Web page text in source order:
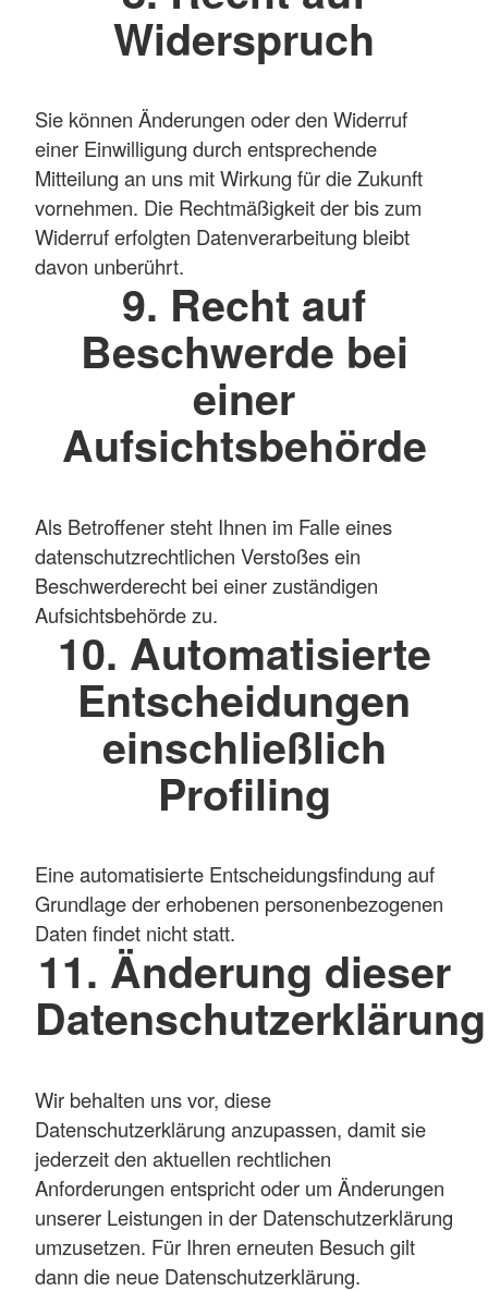
Widerspruch
Sie können Änderungen oder den Widerruf
einer Einwilligung durch entsprechende
Mitteilung an uns mit Wirkung für die Zukunft
vornehmen. Die Rechtmäßigkeit der bis zum
Widerruf erfolgten Datenverarbeitung bleibt
davon unberührt.
9. Recht auf
Beschwerde bei
einer
Aufsichtsbehörde
Als Betroffener steht Ihnen im Falle eines
datenschutzrechtlichen Verstoßes ein
Beschwerderecht bei einer zuständigen
Aufsichtsbehörde zu.
10. Automatisierte
Entscheidungen
einschließlich
Profiling
Eine automatisierte Entscheidungsfindung auf
Grundlage der erhobenen personenbezogenen
Daten findet nicht statt.
11. Änderung dieser
Datenschutzerklärung
Wir behalten uns vor, diese
Datenschutzerklärung anzupassen, damit sie
jederzeit den aktuellen rechtlichen
Anforderungen entspricht oder um Änderungen
unserer Leistungen in der Datenschutzerklärung
umzusetzen. Für Ihren erneuten Besuch gilt
dann die neue Datenschutzerklärung.